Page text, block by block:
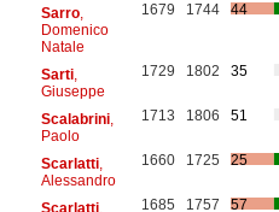
Sarro,
Domenico
Natale
1679 1744 44
Sarti,
Giuseppe
1729 1802 35
Scalabrini,
Paolo
1713 1806 51
Scarlatti,
Alessandro
1660 1725 25
Scarlatti,
1685 1757 57